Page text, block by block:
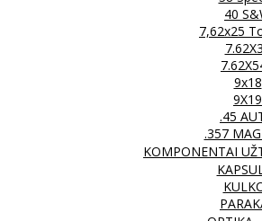
40
7,62x25
9x18
9X19
.45
.357
KOMPONENTAI